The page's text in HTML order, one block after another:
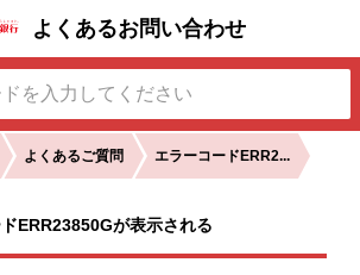
よくあるお問い合わせ
よくあるご質問 エラーコードERR2...
ERR23850Gが表示される